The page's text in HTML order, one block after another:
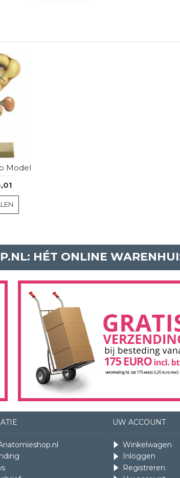
Model
HÉT ONLINE
UW ACCOUNT
Winkelwagen
Inloggen
Registreren